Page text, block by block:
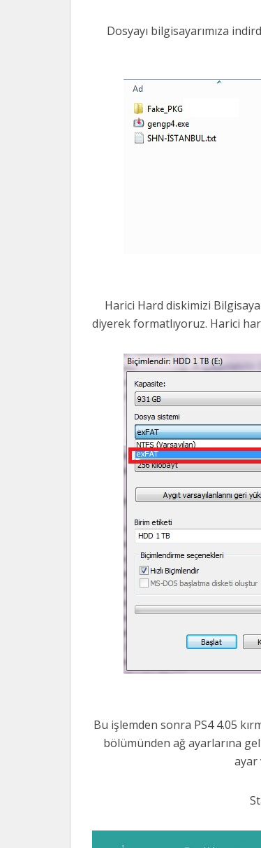
Dosyayı bilgisayarımıza
Harici Hard diskimizi
diyerek formatlıyoruz. Harici
Bu işlemden sonra PS4 4.05
bölümünden ağ ayarlarına
ayar